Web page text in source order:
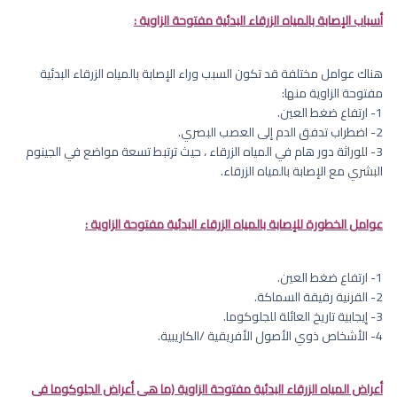
أسباب الإصابة بالمياه الزرقاء البدئية مفتوحة الزاوية :
هناك عوامل مختلفة قد تكون السبب وراء الإصابة بالمياه الزرقاء البدئية
مفتوحة الزاوية منها:
1- ارتفاع ضغط العين.
2- اضطراب تدفق الدم إلى العصب البصري.
3- للوراثة دور هام في المياه الزرقاء ، حيث ترتبط تسعة مواضع في الجينوم
البشري مع الإصابة بالمياه الزرقاء.
عوامل الخطورة للإصابة بالمياه الزرقاء البدئية مفتوحة الزاوية :
1- ارتفاع ضغط العين.
2- القرنية رقيقة السماكة.
3- إيجابية تاريخ العائلة للجلوكوما.
4- الأشخاص ذوي الأصول الأفريقية /الكاريبية.
أعراض المياه الزرقاء البدئية مفتوحة الزاوية (ما هي أعراض الجلوكوما في